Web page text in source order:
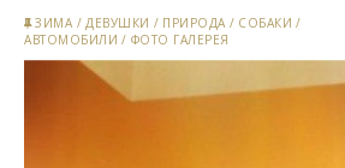
ЗИМА / ДЕВУШКИ / ПРИРОДА / СОБАКИ /
АВТОМОБИЛИ / ФОТО ГАЛЕРЕЯ